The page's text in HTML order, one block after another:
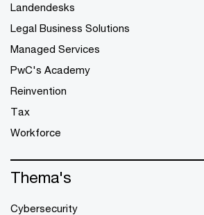
Landendesks
Legal Business Solutions
Managed Services
PwC's Academy
Reinvention
Tax
Workforce
Thema's
Cybersecurity